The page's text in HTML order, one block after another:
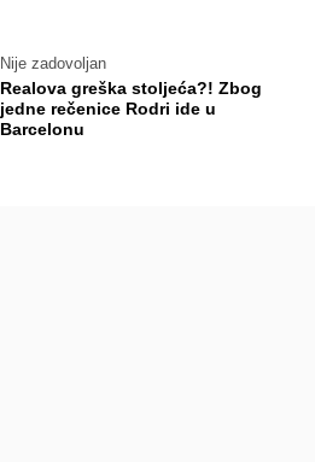
Nije zadovoljan
Realova greška stoljeća?! Zbog
jedne rečenice Rodri ide u
Barcelonu